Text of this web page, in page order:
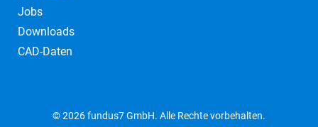
Jobs
Downloads
CAD-Daten
© 2026 fundus7 GmbH. Alle Rechte vorbehalten.